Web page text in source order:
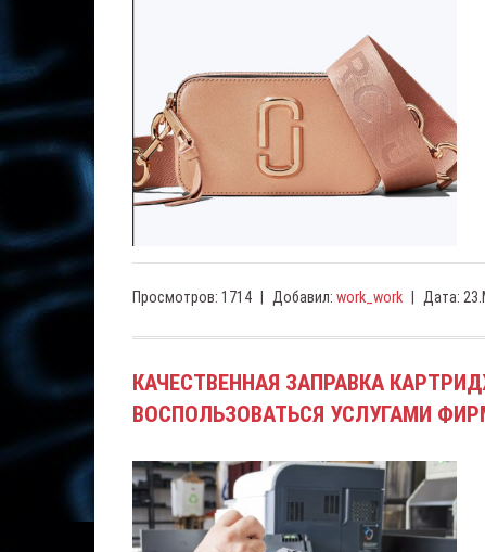
Просмотров: 1714 Добавил: work_work Дата:
КАЧЕСТВЕННАЯ ЗАПРАВКА
ВОСПОЛЬЗОВАТЬСЯ УСЛУГАМИ ФИРМЫ